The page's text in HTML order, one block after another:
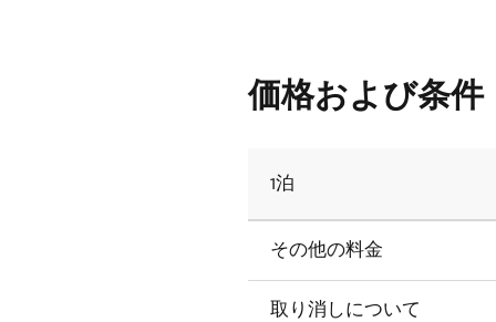
価格および条件
1泊
その他の料金
取り消しについて